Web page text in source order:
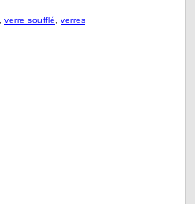
verre soufflé verres